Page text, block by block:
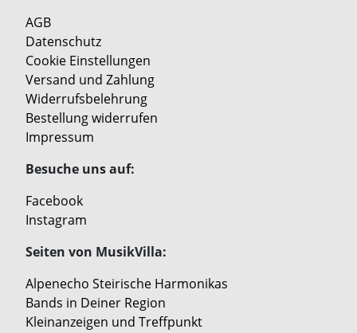
AGB
Datenschutz
Cookie Einstellungen
Versand und Zahlung
Widerrufsbelehrung
Bestellung widerrufen
Impressum
Besuche uns auf:
Facebook
Instagram
Seiten von MusikVilla:
Alpenecho Steirische Harmonikas
Bands in Deiner Region
Kleinanzeigen und Treffpunkt